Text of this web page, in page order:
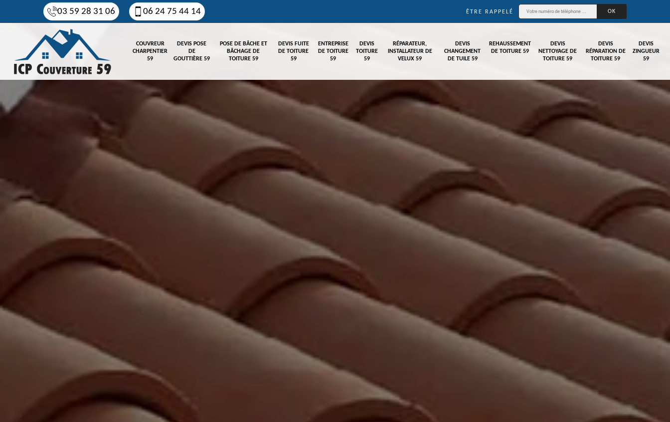
03 59 28 31 06 06 24 75 44 14 ÊTRE RAPPELÉ
COUVREUR
CHARPENTIER
59
DEVIS POSE
DE
GOUTTIÈRE 59
POSE DE BÂCHE ET
BÂCHAGE DE
TOITURE 59
DEVIS FUITE
DE TOITURE
59
ENTREPRISE
DE TOITURE
59
DEVIS
TOITURE
59
RÉPARATEUR,
INSTALLATEUR DE
VELUX 59
DEVIS
CHANGEMENT
DE TUILE 59
REHAUSSEMENT
DE TOITURE 59
DEVIS
NETTOYAGE DE
TOITURE 59
DEVIS
RÉPARATION DE
TOITURE 59
DEVIS
ZINGUEUR
59